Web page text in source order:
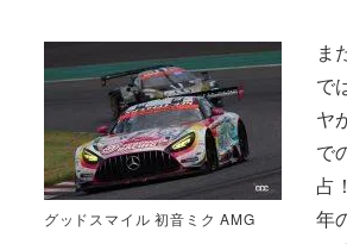
グッドスマイル 初音ミク AMG
ま
で
ヤ
で
占
年